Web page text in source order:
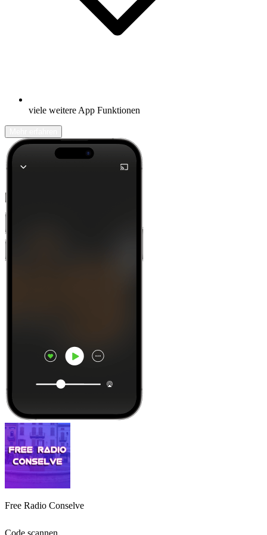
viele weitere App Funktionen
Free Radio Conselve
Code scannen,